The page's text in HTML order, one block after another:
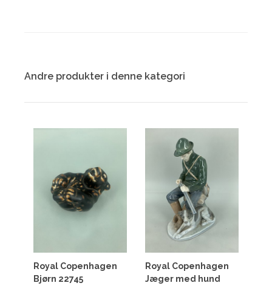
Andre produkter i denne kategori
Royal Copenhagen
Bjørn 22745
Royal Copenhagen
Jæger med hund